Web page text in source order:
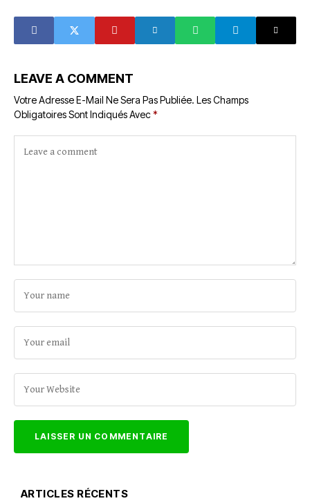
rigueur
novembre
LEAVE A COMMENT
Votre Adresse E-Mail Ne Sera Pas Publiée. Les Champs
Obligatoires Sont Indiqués Avec*
ARTICLES RÉCENTS